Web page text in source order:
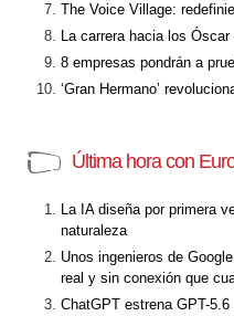
The Voice Village:
La carrera hacia los
8 empresas pondrán a
‘Gran Hermano’
Última hora con
La IA diseña por primera
naturaleza
Unos ingenieros de
real y sin conexión que
ChatGPT estrena GPT-